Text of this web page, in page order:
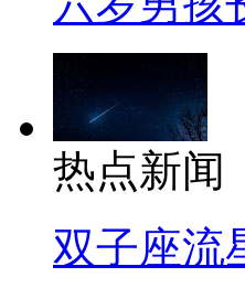
热点新闻
双子座流